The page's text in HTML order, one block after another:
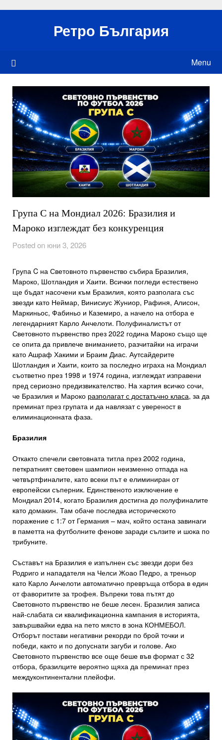
Ретро България
Menu
Група С на Мондиал 2026: Бразилия и
Мароко изглеждат без конкуренция
Posted on юни 3, 2026
Група C на Световното първенство събира Бразилия,
Мароко, Шотландия и Хаити. Всички погледи естествено
ще бъдат насочени към Бразилия, която разполага със
звезди като Неймар, Винисиус Жуниор, Рафиня, Алисон,
Маркиньос, Фабиньо и Каземиро, а начело на отбора е
легендарният Карло Анчелоти. Полуфиналистът от
Световното първенство през 2022 година Мароко също ще
се опита да привлече вниманието, разчитайки на играчи
като Ашраф Хакими и Браим Диас. Аутсайдерите
Шотландия и Хаити, които за последно играха на Мондиал
съответно през 1998 и 1974 година, изглеждат изправени
пред сериозно предизвикателство. На хартия всичко сочи,
че Бразилия и Мароко разполагат с достатъчно класа, за да
преминат през групата и да навлязат с увереност в
елиминационната фаза.
Бразилия
Откакто спечели световната титла през 2002 година,
петкратният световен шампион неизменно отпада на
четвъртфиналите, като всеки път е елиминиран от
европейски съперник. Единственото изключение е
Мондиал 2014, когато Бразилия достигна до полуфиналите
като домакин. Там обаче последва историческото
поражение с 1:7 от Германия – мач, който остана завинаги
в паметта на футболните фенове заради сълзите и шока по
трибуните.
Съставът на Бразилия е изпълнен със звезди дори без
Родриго и нападателя на Челси Жоао Педро, а треньор
като Карло Анчелоти автоматично превръща отбора в един
от фаворитите за трофея. Въпреки това пътят до
Световното първенство не беше лесен. Бразилия записа
най-слабата си квалификационна кампания в историята,
завършвайки едва на пето място в зона КОНМЕБОЛ.
Отборът постави негативни рекорди по брой точки и
победи, както и по допуснати загуби и голове. Ако
Световното първенство все още беше във формат с 32
отбора, бразилците вероятно щяха да преминат през
междуконтинентални плейофи.